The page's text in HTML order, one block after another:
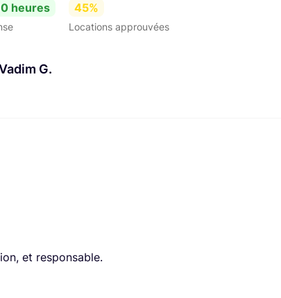
heures 45%
Locations approuvées
G.
et responsable.